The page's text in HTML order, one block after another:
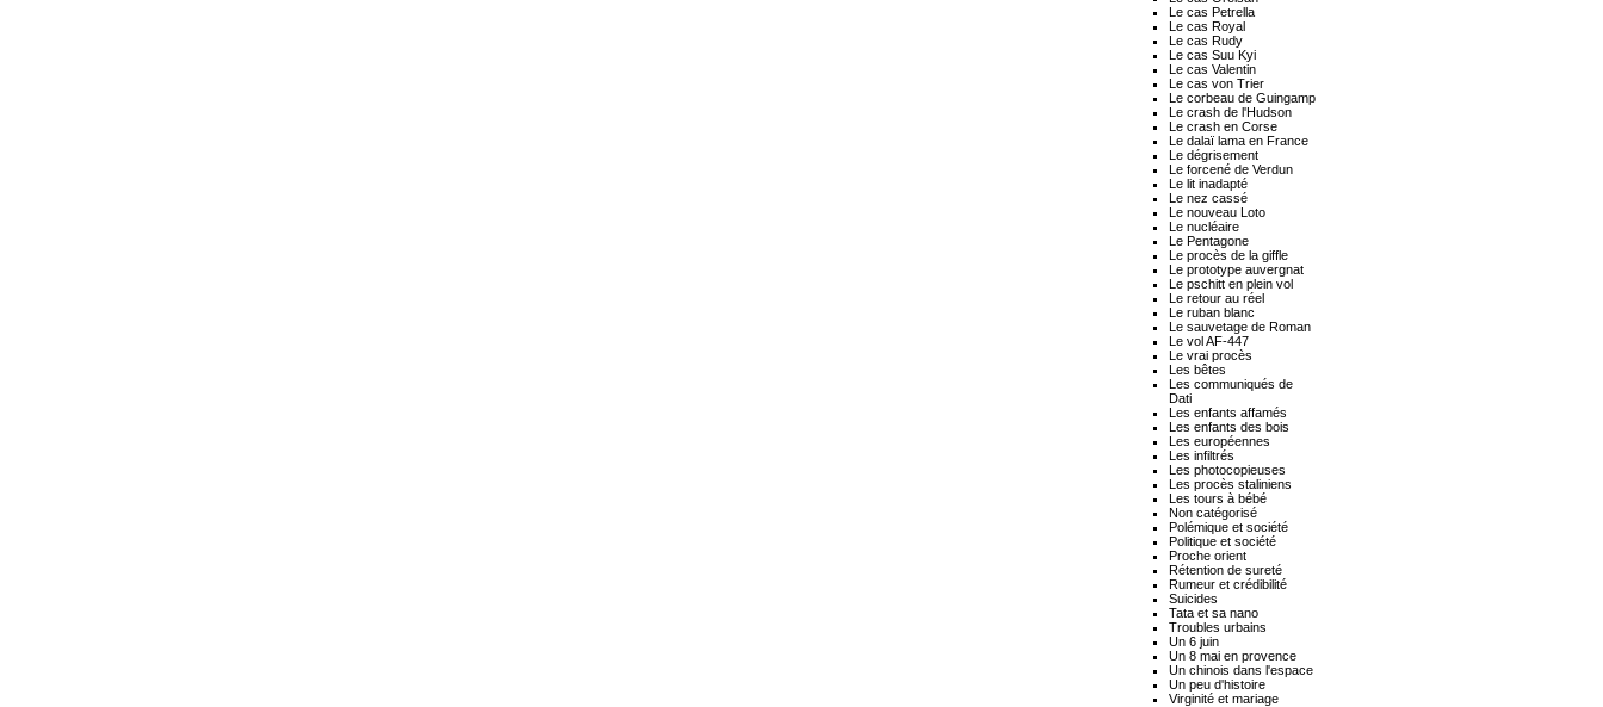
Le cas Petrella
Le cas Royal
Le cas Rudy
Le cas Suu Kyi
Le cas Valentin
Le cas von Trier
Le corbeau de Guingamp
Le crash de l'Hudson
Le crash en Corse
Le dalaï lama en France
Le dégrisement
Le forcené de Verdun
Le lit inadapté
Le nez cassé
Le nouveau Loto
Le nucléaire
Le Pentagone
Le procès de la giffle
Le prototype auvergnat
Le pschitt en plein vol
Le retour au réel
Le ruban blanc
Le sauvetage de Roman
Le vol AF-447
Le vrai procès
Les bêtes
Les communiqués de
Dati
Les enfants affamés
Les enfants des bois
Les européennes
Les infiltrés
Les photocopieuses
Les procès staliniens
Les tours à bébé
Non catégorisé
Polémique et société
Politique et société
Proche orient
Rétention de sureté
Rumeur et crédibilité
Suicides
Tata et sa nano
Troubles urbains
Un 6 juin
Un 8 mai en provence
Un chinois dans l'espace
Un peu d'histoire
Virginité et mariage